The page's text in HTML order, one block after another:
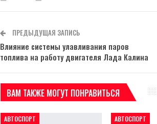
ПРЕДЫДУЩАЯ ЗАПИСЬ
Влияние системы улавливания паров
топлива на работу двигателя Лада Калина
ВАМ ТАКЖЕ МОГУТ ПОНРАВИТЬСЯ
АВТОСПОРТ АВТОСПОРТ